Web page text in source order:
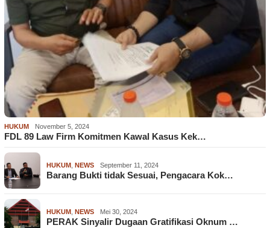
HUKUM November 5, 2024
FDL 89 Law Firm Komitmen Kawal Kasus Kek…
HUKUM NEWS September 11, 2024
Barang Bukti tidak Sesuai, Pengacara Kok…
HUKUM NEWS Mei 30, 2024
PERAK Sinyalir Dugaan Gratifikasi Oknum …